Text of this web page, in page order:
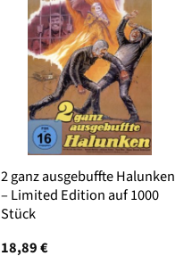
2 ganz ausgebuffte Halunken
– Limited Edition auf 1000
Stück
18,89€